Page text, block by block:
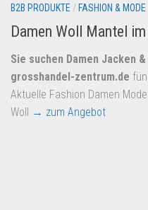
B2B PRODUKTE/ FASHION & MODE
Damen Woll Mantel
Sie suchen Damen Jacken
grosshandel-zentrum.de
Aktuelle Fashion Damen
Woll → zum Angebot